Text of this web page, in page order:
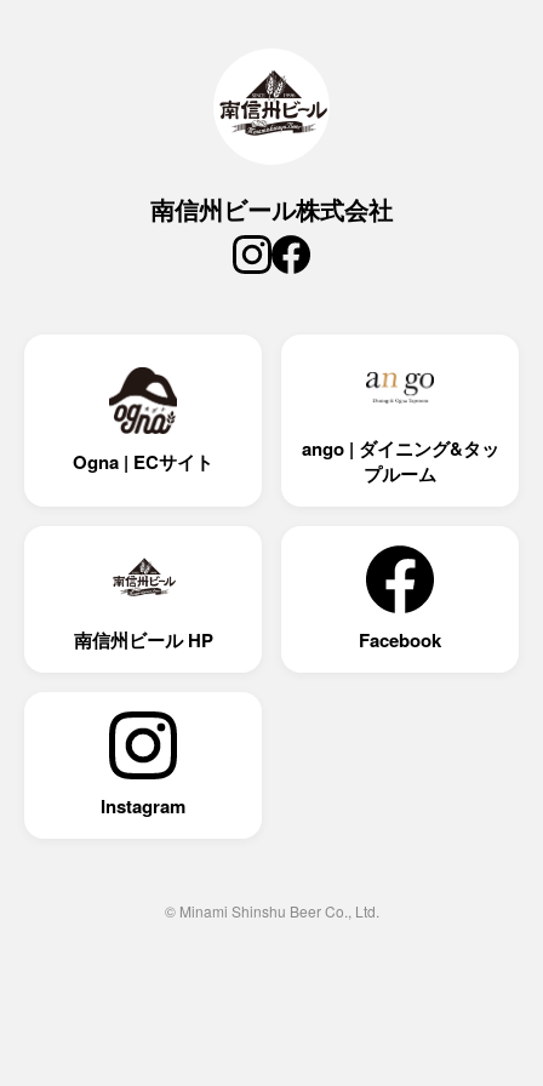
南信州ビール株式会社
Ogna | ECサイト
ango | ダイニング&タッ
プルーム
南信州ビール HP Facebook
Instagram
© Minami Shinshu Beer Co., Ltd.